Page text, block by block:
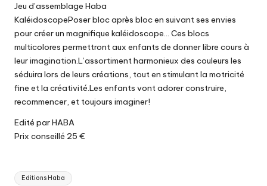
Jeu d’assemblage Haba
KaléidoscopePoser bloc après bloc en suivant ses envies
pour créer un magnifique kaléidoscope… Ces blocs
multicolores permettront aux enfants de donner libre cours à
leur imagination.L’assortiment harmonieux des couleurs les
séduira lors de leurs créations, tout en stimulant la motricité
fine et la créativité.Les enfants vont adorer construire,
recommencer, et toujours imaginer!
Edité par HABA
Prix conseillé 25 €
Tags:
Editions Haba